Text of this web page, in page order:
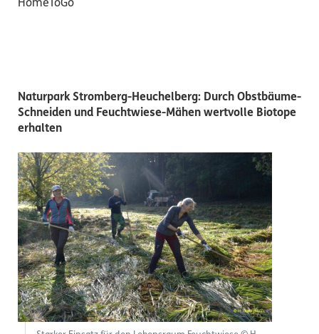
HomeToGo
Naturpark Stromberg-Heuchelberg: Durch Obstbäume-
Schneiden und Feuchtwiese-Mähen wertvolle Biotope
erhalten